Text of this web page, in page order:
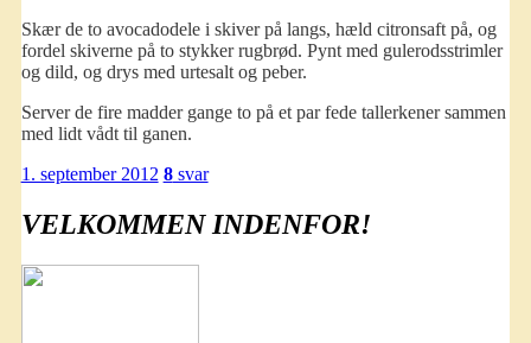
Skær de to avocadodele i skiver på langs, hæld citronsaft på, og
fordel skiverne på to stykker rugbrød. Pynt med gulerodsstrimler
og dild, og drys med urtesalt og peber.
Server de fire madder gange to på et par fede tallerkener sammen
med lidt vådt til ganen.
1. september 2012 8svar
VELKOMMEN INDENFOR!